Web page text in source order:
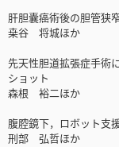
肝胆囊癌術後の胆管狭
桒谷 将城ほか
先天性胆道拡張症手術
ショット
森根 裕二ほか
腹腔鏡下，ロボット支
刑部 弘哲ほか